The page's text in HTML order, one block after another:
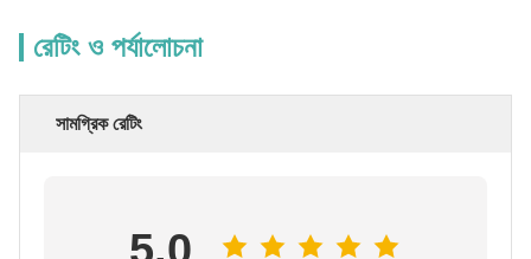
রেটিং ও পর্যালোচনা
সামগ্রিক রেটিং